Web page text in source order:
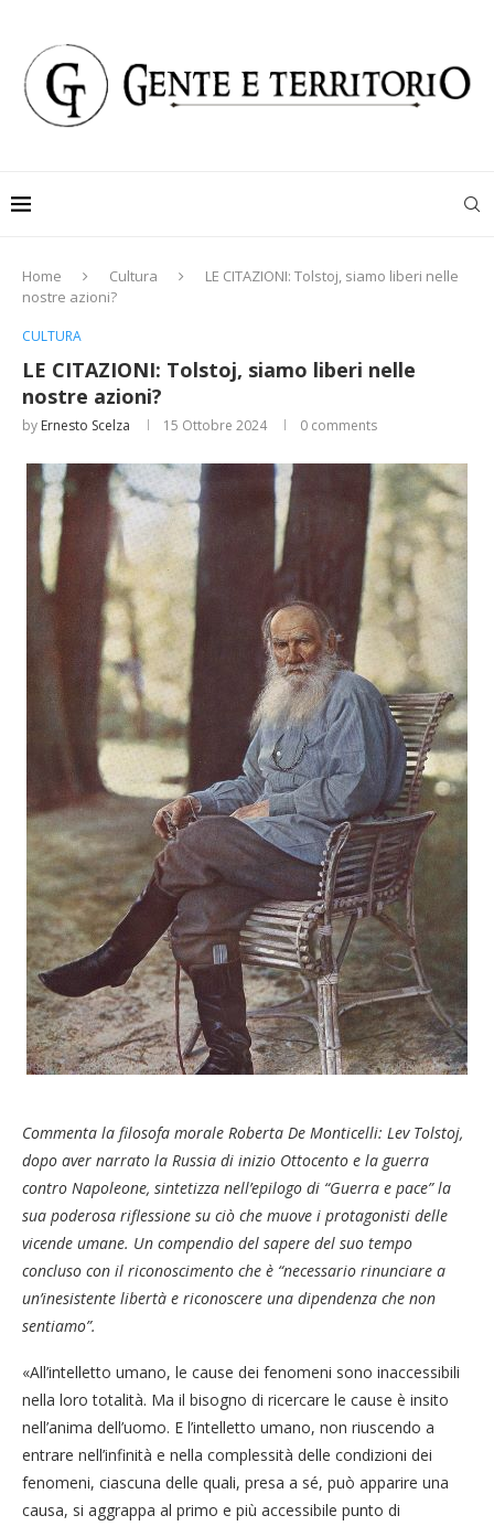
Home Cultura
LE CITAZIONI: Tolstoj, siamo liberi nelle
nostre azioni?
CULTURA
LE CITAZIONI: Tolstoj, siamo liberi nelle
nostre azioni?
by Ernesto Scelza 15 Ottobre 2024 0 comments
Commenta la filosofa morale Roberta De Monticelli: Lev Tolstoj,
dopo aver narrato la Russia di inizio Ottocento e la guerra
contro Napoleone, sintetizza nell’epilogo di “Guerra e pace” la
sua poderosa riflessione su ciò che muove i protagonisti delle
vicende umane. Un compendio del sapere del suo tempo
concluso con il riconoscimento che è “necessario rinunciare a
un’inesistente libertà e riconoscere una dipendenza che non
sentiamo”.
«All’intelletto umano, le cause dei fenomeni sono inaccessibili
nella loro totalità. Ma il bisogno di ricercare le cause è insito
nell’anima dell’uomo. E l’intelletto umano, non riuscendo a
entrare nell’infinità e nella complessità delle condizioni dei
fenomeni, ciascuna delle quali, presa a sé, può apparire una
causa, si aggrappa al primo e più accessibile punto di